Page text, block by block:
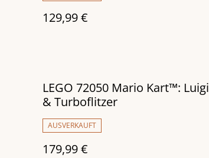
129,99 €
LEGO 72050 Mario Kart™: Luigi
& Turboflitzer
AUSVERKAUFT
179,99 €